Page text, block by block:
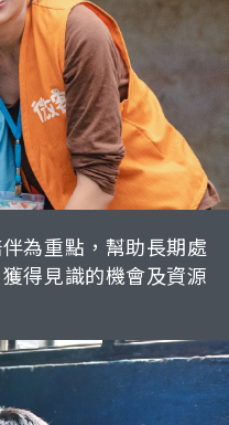
為重點，幫助長期處
得見識的機會及資源